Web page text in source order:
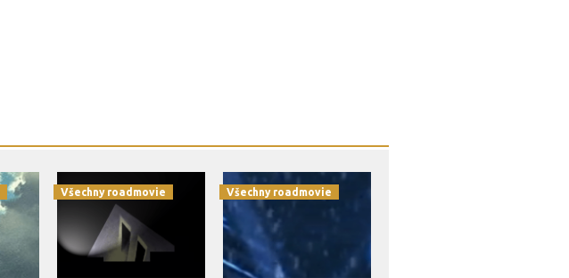
Všechny roadmovie Všechny roadmovie